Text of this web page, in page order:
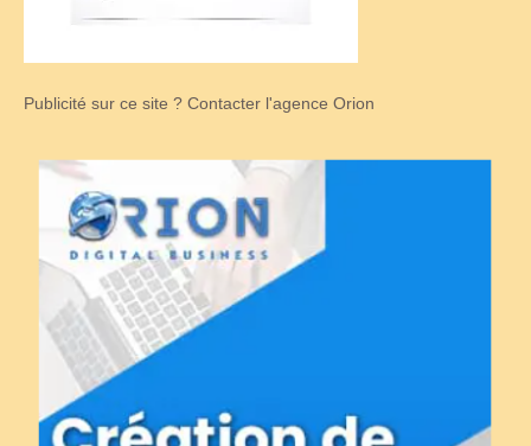
Publicité sur ce site ? Contacter l'agence Orion